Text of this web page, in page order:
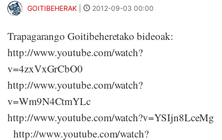
GOITIBEHERAK 2012-09-03 00:00
Trapagarango Goitibeheretako bideoak:
http://www.youtube.com/watch?
v=4zxVxGrCbO0
http://www.youtube.com/watch?
v=Wm9N4CtmYLc
http://www.youtube.com/watch?v=YSIjn8LceMg
http://www.youtube.com/watch?